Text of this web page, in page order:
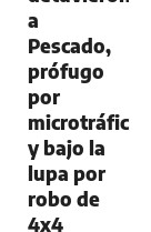
a
Pescado,
prófugo
por
microtráfico
y bajo la
lupa por
robo de
4x4